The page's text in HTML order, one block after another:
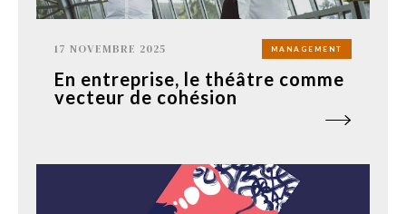
17 NOVEMBRE 2025 MANAGEMENT
En entreprise, le théâtre comme
vecteur de cohésion